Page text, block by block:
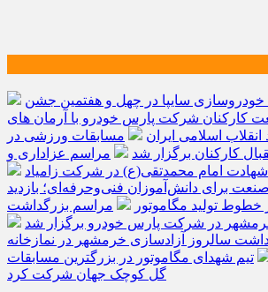
خودروسازی سایپا در چهل و هفتمین جشن
کارکنان شرکت پارس خودرو با آرمان های
انقلاب اسلامی ایران
مسابقات ورزشی در
کارکنان برگزار شد
مراسم عزاداری و
امام محمدتقی(ع) در شرکت زامیاد
صنعت برای دانش‌آموزان فنی‌وحرفه‌ای؛ بازدید
خطوط تولید مگاموتور
مراسم بزرگداشت
در شرکت پارس خودرو برگزار شد
سالروز آزادسازی خرمشهر در نمازخانه
تیم شهدای مگاموتور در بزرگترین مسابقات
گل کوچک جهان شرکت کرد